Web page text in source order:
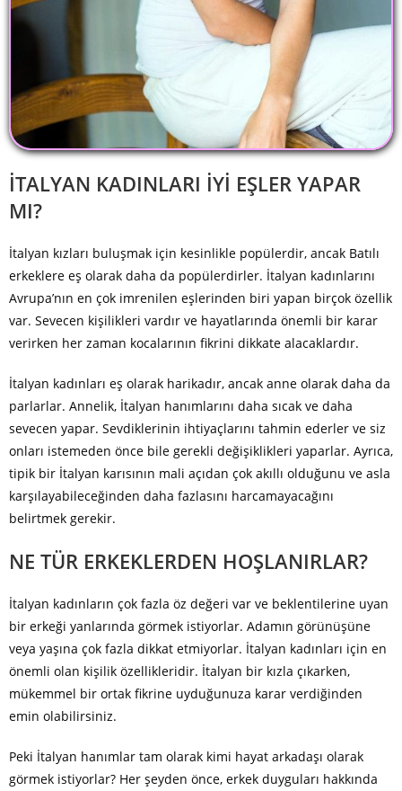
İTALYAN KADINLARI İYI EŞLER YAPAR
MI?
İtalyan kızları buluşmak için kesinlikle popülerdir, ancak Batılı
erkeklere eş olarak daha da popülerdirler. İtalyan kadınlarını
Avrupa’nın en çok imrenilen eşlerinden biri yapan birçok özellik
var. Sevecen kişilikleri vardır ve hayatlarında önemli bir karar
verirken her zaman kocalarının fikrini dikkate alacaklardır.
İtalyan kadınları eş olarak harikadır, ancak anne olarak daha da
parlarlar. Annelik, İtalyan hanımlarını daha sıcak ve daha
sevecen yapar. Sevdiklerinin ihtiyaçlarını tahmin ederler ve siz
onları istemeden önce bile gerekli değişiklikleri yaparlar. Ayrıca,
tipik bir İtalyan karısının mali açıdan çok akıllı olduğunu ve asla
karşılayabileceğinden daha fazlasını harcamayacağını
belirtmek gerekir.
NE TÜR ERKEKLERDEN HOŞLANIRLAR?
İtalyan kadınların çok fazla öz değeri var ve beklentilerine uyan
bir erkeği yanlarında görmek istiyorlar. Adamın görünüşüne
veya yaşına çok fazla dikkat etmiyorlar. İtalyan kadınları için en
önemli olan kişilik özellikleridir. İtalyan bir kızla çıkarken,
mükemmel bir ortak fikrine uyduğunuza karar verdiğinden
emin olabilirsiniz.
Peki İtalyan hanımlar tam olarak kimi hayat arkadaşı olarak
görmek istiyorlar? Her şeyden önce, erkek duyguları hakkında